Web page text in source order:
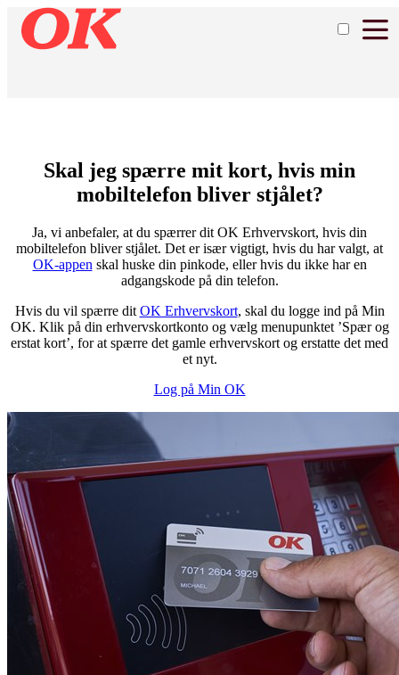
Skal jeg spærre mit kort, hvis min
mobiltelefon bliver stjålet?
Ja, vi anbefaler, at du spærrer dit OK Erhvervskort, hvis din
mobiltelefon bliver stjålet. Det er især vigtigt, hvis du har valgt, at
OK-appen skal huske din pinkode, eller hvis du ikke har en
adgangskode på din telefon.
Hvis du vil spærre dit OK Erhvervskort, skal du logge ind på Min
OK. Klik på din erhvervskortkonto og vælg menupunktet ’Spær og
erstat kort’, for at spærre det gamle erhvervskort og erstatte det med
et nyt.
Log på Min OK